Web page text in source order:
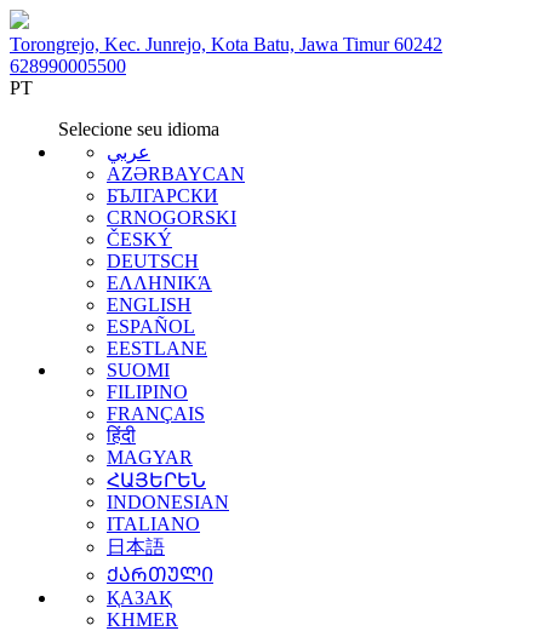
Torongrejo, Kec. Junrejo, Kota Batu, Jawa Timur 60242
628990005500
PT
Selecione seu idioma
عربي
AZƏRBAYCAN
БЪЛГАРСКИ
CRNOGORSKI
ČESKÝ
DEUTSCH
ΕΛΛΗΝΙΚΆ
ENGLISH
ESPAÑOL
EESTLANE
SUOMI
FILIPINO
FRANÇAIS
हिंदी
MAGYAR
ՀԱՅԵՐԵՆ
INDONESIAN
ITALIANO
日本語
ᲥᲐᲠᲗᲣᲚᲘ
ҚАЗАҚ
KHMER